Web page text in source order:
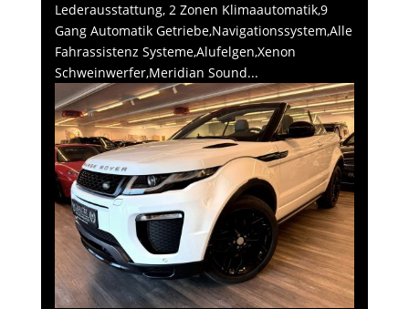
Lederausstattung, 2 Zonen Klimaautomatik,9
Gang Automatik Getriebe,Navigationssystem,Alle
Fahrassistenz Systeme,Alufelgen,Xenon
Schweinwerfer,Meridian Sound...